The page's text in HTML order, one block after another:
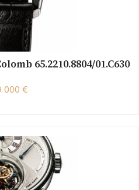
65.2210.8804/01.C630
000 €